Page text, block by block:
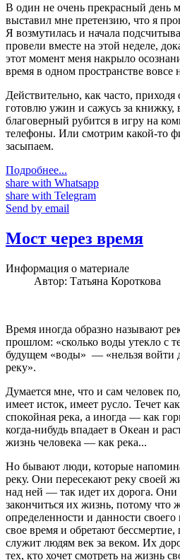
В один не очень прекрасный
выставил мне претензию, что я
Я возмутилась и начала
провели вместе на этой неделе,
этот момент меня накрыло
время в одном пространстве
Действительно, как часто,
готовлю ужин и сажусь за книжку,
благоверный рубится в игру на
телефоны. Или смотрим какой-то
засыпаем.
Подробнее...
share with Whatsapp
share with Telegram
Send by email
Мост через время
Информация о материале
Автор: Татьяна Короткова
Время иногда образно называют
прошлом: «сколько воды утекло с
будущем «воды» — «нельзя войти
реку».
Думается мне, что и сам человек
имеет исток, имеет русло. Течет
спокойная река, а иногда — как
когда-нибудь впадает в Океан и
жизнь человека — как река...
Но бывают люди, которые
реку. Они пересекают реку своей
над ней — так идет их дорога. Они
закончиться их жизнь, потому что
определенности и данности
свое время и обретают
служит людям век за веком. Их
тех, кто хочет смотреть на жизнь